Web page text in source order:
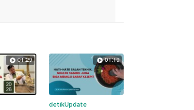
01:29 01:19
detikUpdate